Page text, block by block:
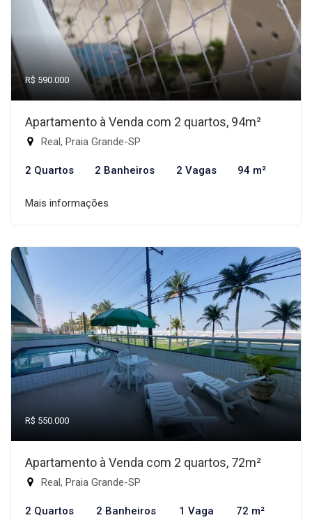
R$ 590.000
Apartamento à Venda com 2 quartos, 94m²
Real, Praia Grande-SP
2 Quartos 2 Banheiros 2 Vagas 94 m²
Mais informações
R$ 550.000
Apartamento à Venda com 2 quartos, 72m²
Real, Praia Grande-SP
2 Quartos 2 Banheiros 1 Vaga 72 m²